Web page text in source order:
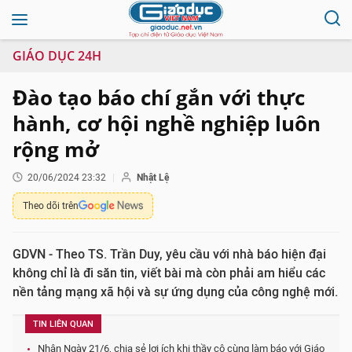
GIÁO DỤC 24H
Đào tạo báo chí gắn với thực
hành, cơ hội nghề nghiệp luôn
rộng mở
20/06/2024 23:32 Nhật Lệ
Theo dõi trên
GDVN - Theo TS. Trần Duy, yêu cầu với nhà báo hiện đại
không chỉ là đi săn tin, viết bài mà còn phải am hiểu các
nền tảng mạng xã hội và sự ứng dụng của công nghệ mới.
TIN LIÊN QUAN
Nhân Ngày 21/6, chia sẻ lợi ích khi thầy cô cùng làm báo với Giáo